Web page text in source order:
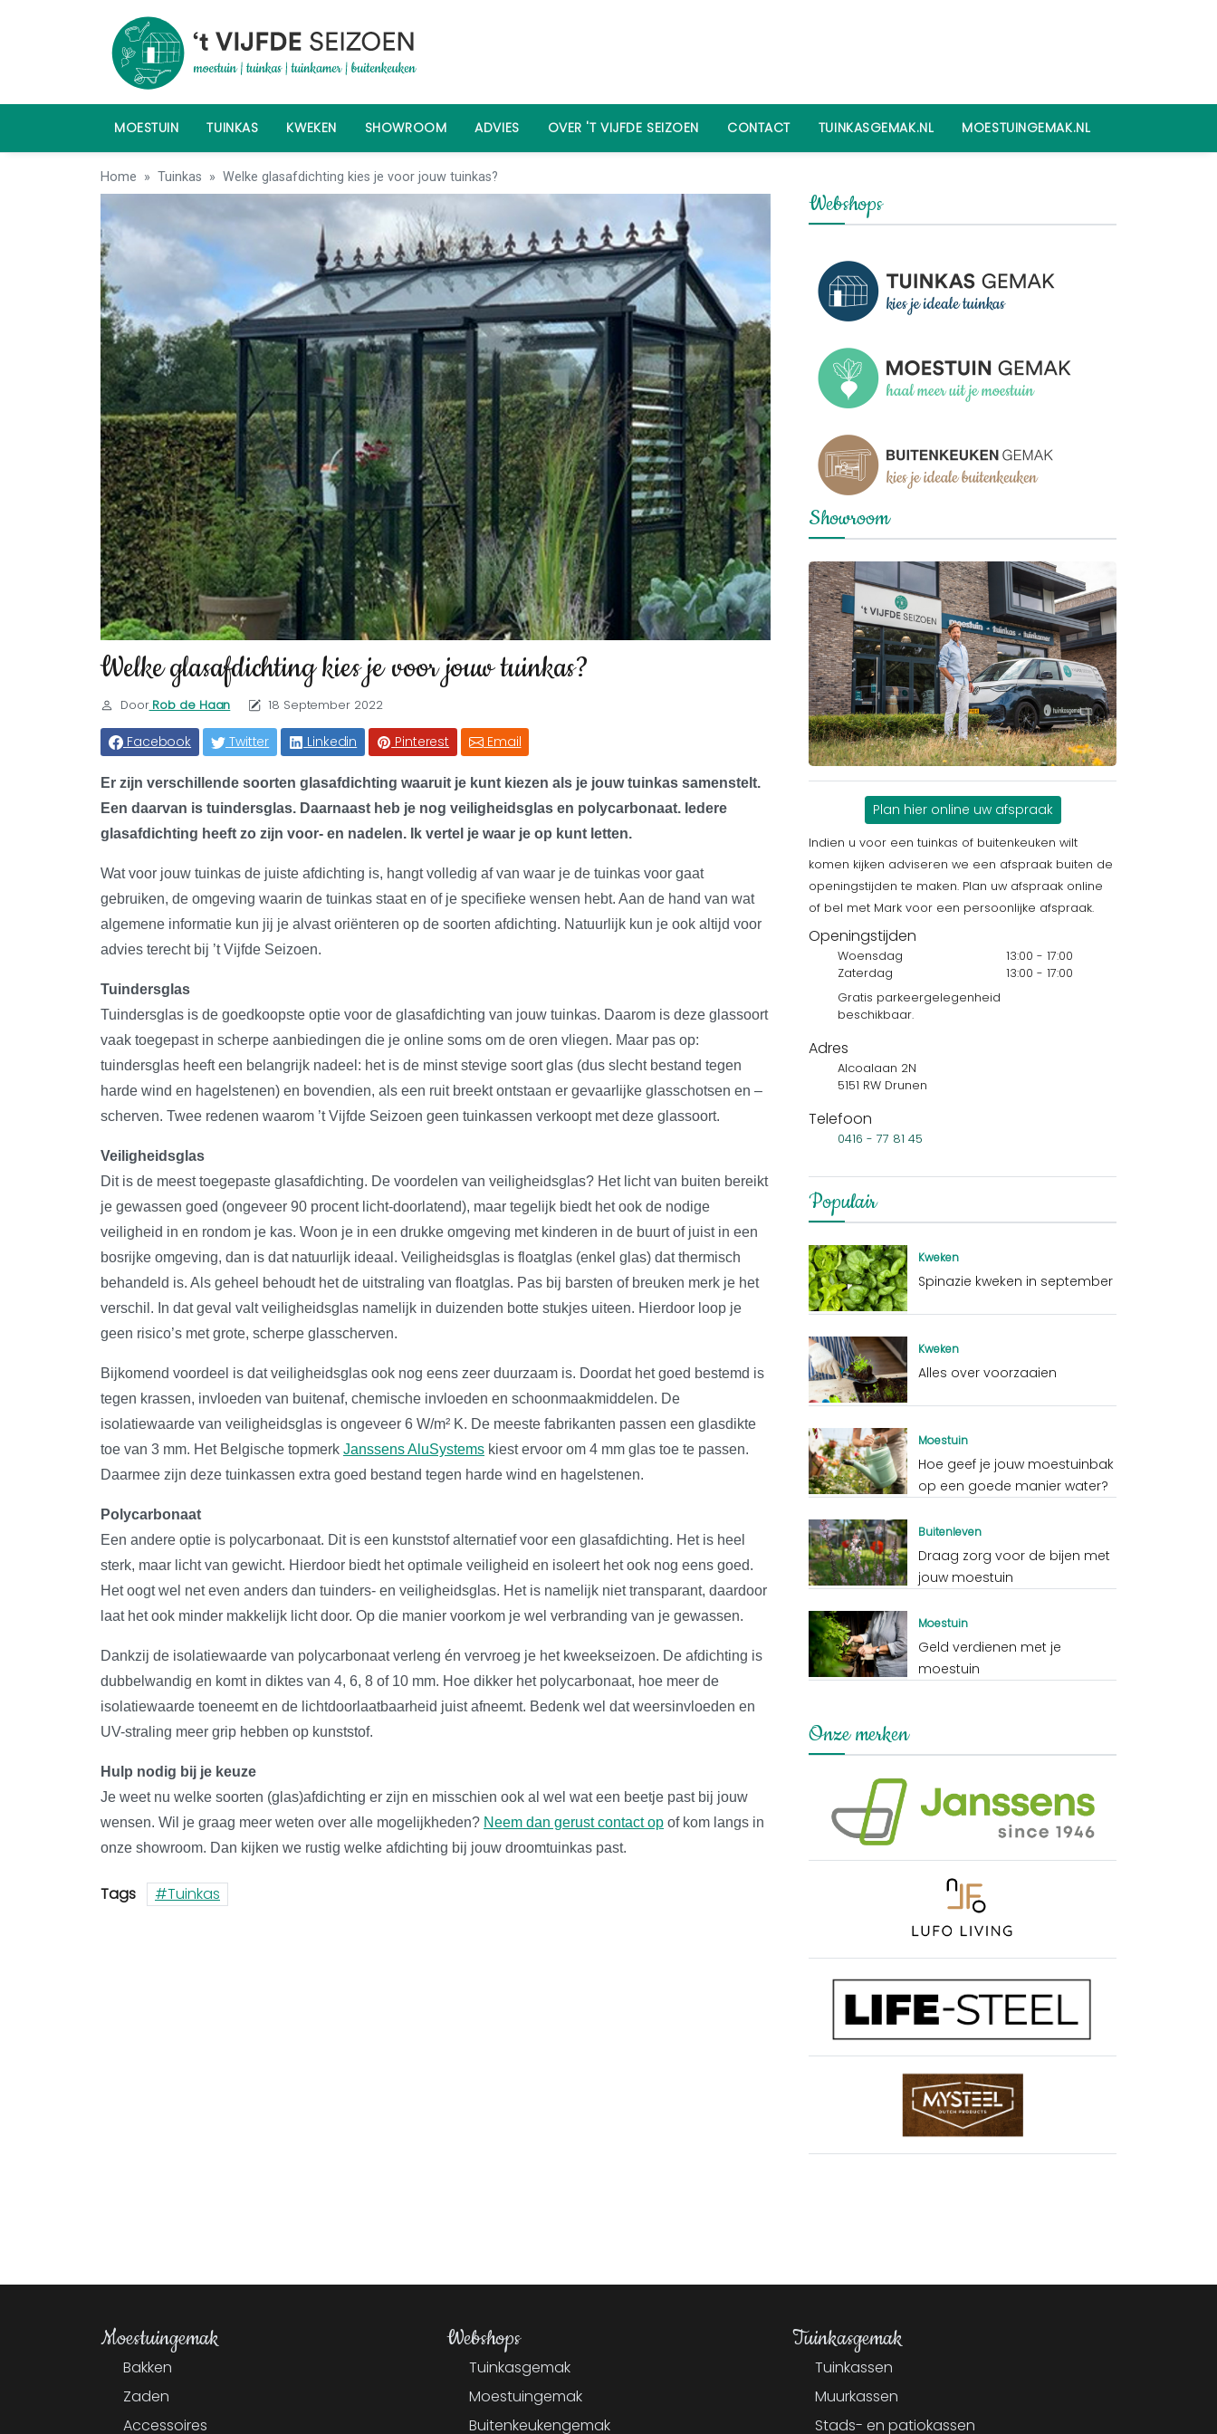
MOESTUIN TUINKAS KWEKEN SHOWROOM ADVIES OVER 'T VIJFDE SEIZOEN CONTACT TUINKASGEMAK.NL MOESTUINGEMAK.NL
Home Tuinkas Welke glasafdichting kies je voor jouw tuinkas?
Welke glasafdichting kies je voor jouw tuinkas?
DoorRob de Haan 18 September 2022
Facebook Twitter Linkedin Pinterest Email
Er zijn verschillende soorten glasafdichting waaruit je kunt kiezen als je jouw tuinkas samenstelt.
Een daarvan is tuindersglas. Daarnaast heb je nog veiligheidsglas en polycarbonaat. Iedere
glasafdichting heeft zo zijn voor- en nadelen. Ik vertel je waar je op kunt letten.
Wat voor jouw tuinkas de juiste afdichting is, hangt volledig af van waar je de tuinkas voor gaat
gebruiken, de omgeving waarin de tuinkas staat en of je specifieke wensen hebt. Aan de hand van wat
algemene informatie kun jij je alvast oriënteren op de soorten afdichting. Natuurlijk kun je ook altijd voor
advies terecht bij ’t Vijfde Seizoen.
Tuindersglas
Tuindersglas is de goedkoopste optie voor de glasafdichting van jouw tuinkas. Daarom is deze glassoort
vaak toegepast in scherpe aanbiedingen die je online soms om de oren vliegen. Maar pas op:
tuindersglas heeft een belangrijk nadeel: het is de minst stevige soort glas (dus slecht bestand tegen
harde wind en hagelstenen) en bovendien, als een ruit breekt ontstaan er gevaarlijke glasschotsen en –
scherven. Twee redenen waarom ’t Vijfde Seizoen geen tuinkassen verkoopt met deze glassoort.
Veiligheidsglas
Dit is de meest toegepaste glasafdichting. De voordelen van veiligheidsglas? Het licht van buiten bereikt
je gewassen goed (ongeveer 90 procent licht-doorlatend), maar tegelijk biedt het ook de nodige
veiligheid in en rondom je kas. Woon je in een drukke omgeving met kinderen in de buurt of juist in een
bosrijke omgeving, dan is dat natuurlijk ideaal. Veiligheidsglas is floatglas (enkel glas) dat thermisch
behandeld is. Als geheel behoudt het de uitstraling van floatglas. Pas bij barsten of breuken merk je het
verschil. In dat geval valt veiligheidsglas namelijk in duizenden botte stukjes uiteen. Hierdoor loop je
geen risico’s met grote, scherpe glasscherven.
Bijkomend voordeel is dat veiligheidsglas ook nog eens zeer duurzaam is. Doordat het goed bestemd is
tegen krassen, invloeden van buitenaf, chemische invloeden en schoonmaakmiddelen. De
isolatiewaarde van veiligheidsglas is ongeveer 6 W/m² K. De meeste fabrikanten passen een glasdikte
toe van 3 mm. Het Belgische topmerk Janssens AluSystems kiest ervoor om 4 mm glas toe te passen.
Daarmee zijn deze tuinkassen extra goed bestand tegen harde wind en hagelstenen.
Polycarbonaat
Een andere optie is polycarbonaat. Dit is een kunststof alternatief voor een glasafdichting. Het is heel
sterk, maar licht van gewicht. Hierdoor biedt het optimale veiligheid en isoleert het ook nog eens goed.
Het oogt wel net even anders dan tuinders- en veiligheidsglas. Het is namelijk niet transparant, daardoor
laat het ook minder makkelijk licht door. Op die manier voorkom je wel verbranding van je gewassen.
Dankzij de isolatiewaarde van polycarbonaat verleng én vervroeg je het kweekseizoen. De afdichting is
dubbelwandig en komt in diktes van 4, 6, 8 of 10 mm. Hoe dikker het polycarbonaat, hoe meer de
isolatiewaarde toeneemt en de lichtdoorlaatbaarheid juist afneemt. Bedenk wel dat weersinvloeden en
UV-straling meer grip hebben op kunststof.
Hulp nodig bij je keuze
Je weet nu welke soorten (glas)afdichting er zijn en misschien ook al wel wat een beetje past bij jouw
wensen. Wil je graag meer weten over alle mogelijkheden? Neem dan gerust contact op of kom langs in
onze showroom. Dan kijken we rustig welke afdichting bij jouw droomtuinkas past.
Tags Tuinkas
Webshops
Showroom
Plan hier online uw afspraak
Indien u voor een tuinkas of buitenkeuken wilt
komen kijken adviseren we een afspraak buiten de
openingstijden te maken. Plan uw afspraak online
of bel met Mark voor een persoonlijke afspraak.
Openingstijden
Woensdag
13:00 - 17:00
Zaterdag
13:00 - 17:00
Gratis parkeergelegenheid
beschikbaar.
Adres
Alcoalaan 2N
5151 RW Drunen
Telefoon
0416 - 77 81 45
Populair
Kweken
Spinazie kweken in september
Kweken
Alles over voorzaaien
Moestuin
Hoe geef je jouw moestuinbak
op een goede manier water?
Buitenleven
Draag zorg voor de bijen met
jouw moestuin
Moestuin
Geld verdienen met je
moestuin
Onze merken
Moestuingemak
Bakken
Zaden
Accessoires
Webshops
Tuinkasgemak
Moestuingemak
Buitenkeukengemak
Tuinkasgemak
Tuinkassen
Muurkassen
Stads- en patiokassen